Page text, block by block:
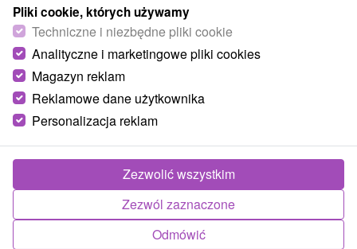
zdrowego kręgosłupa i stawów Czy męczą Cię
bóle kręgosłupa, stawów lub sztywność po
urazach? Te problemy zdrowotne można
rozwiązywać na wiele sposobów. Jedną z
niezwykle...
Pliki cookie, których używamy
Techniczne i niezbędne pliki cookie
Analityczne i marketingowe pliki cookies
Magazyn reklam
Reklamowe dane użytkownika
Personalizacja reklam
Odmówić
Zezwól zaznaczone
Zezwolić wszystkim